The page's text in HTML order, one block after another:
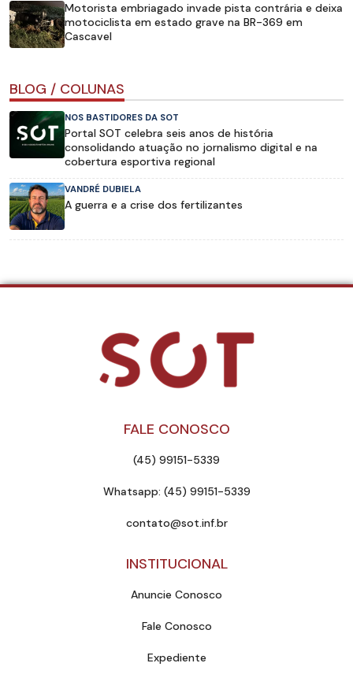
Motorista embriagado invade pista contrária e deixa
motociclista em estado grave na BR-369 em
Cascavel
BLOG / COLUNAS
NOS BASTIDORES DA SOT
Portal SOT celebra seis anos de história
consolidando atuação no jornalismo digital e na
cobertura esportiva regional
VANDRÉ DUBIELA
A guerra e a crise dos fertilizantes
FALE CONOSCO
(45) 99151-5339
Whatsapp: (45) 99151-5339
contato@sot.inf.br
INSTITUCIONAL
Anuncie Conosco
Fale Conosco
Expediente